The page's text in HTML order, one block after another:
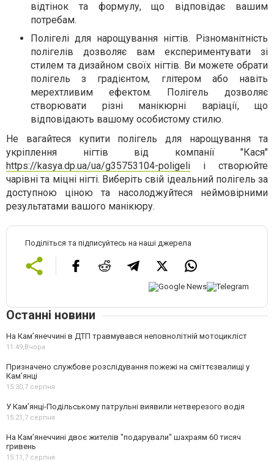
відтінок та формулу, що відповідає вашим
потребам.
Полігелі для нарощування нігтів. Різноманітність
полігелів дозволяє вам експериментувати зі
стилем та дизайном своїх нігтів. Ви можете обрати
полігель з градієнтом, глітером або навіть
мерехтливим ефектом. Полігель дозволяє
створювати різні манікюрні варіації, що
відповідають вашому особистому стилю.
Не вагайтеся купити полігель для нарощування та
укріплення нігтів від компанії "Кася"
https://kasya.dp.ua/ua/g35753104-poligeli і створюйте
чарівні та міцні нігті. Виберіть свій ідеальний полігель за
доступною ціною та насолоджуйтеся неймовірними
результатами вашого манікюру.
Поділіться та підписуйтесь на наші джерела
Останні новини
На Кам’янеччині в ДТП травмувався неповнолітній мотоцикліст
11:49,Вчора
Призначено службове розслідування пожежі на сміттєзвалищі у
Кам’янці
15:30,7 серпня
У Кам’янці-Подільському патрульні виявили нетверезого водія
15:21,7 серпня
На Камʼянеччині двоє жителів "подарували" шахраям 60 тисяч
гривень
15:11,7 серпня